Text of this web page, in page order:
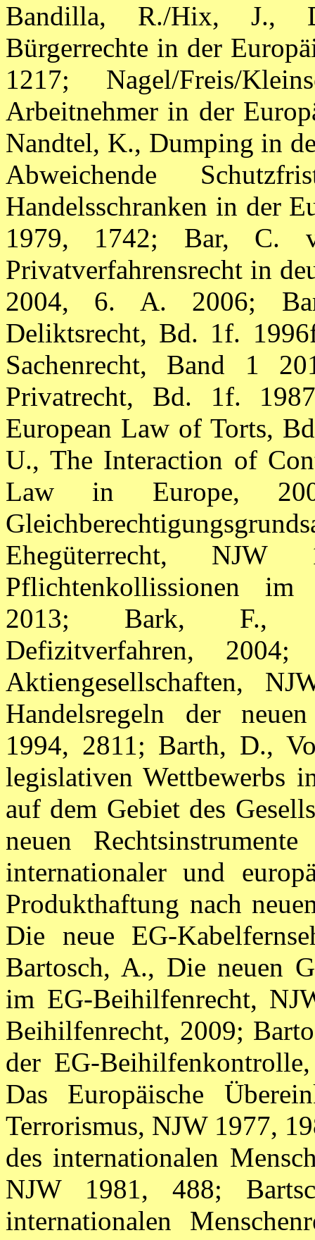
Bandilla, R./Hix, J.,
Bürgerrechte in der
1217; Nagel/Freis/
Arbeitnehmer in der
Nandtel, K., Dumping in
Abweichende
Handelsschranken in der
1979, 1742; Bar, C.
Privatverfahrensrecht in
2004, 6. A. 2006;
Deliktsrecht, Bd. 1f.
Sachenrecht, Band 1
Privatrecht, Bd. 1f.
European Law of Torts,
U., The Interaction of
Law in Europe,
Ehegüterrecht,
Pflichtenkollissionen im
2013; Bark, F.,
Defizitverfahren,
Aktiengesellschaften,
Handelsregeln der
1994, 2811; Barth, D.,
legislativen Wettbewerbs
auf dem Gebiet des
neuen
internationaler und
Produkthaftung nach
Die neue EG-
Bartosch, A., Die neuen
im EG-Beihilfenrecht,
Beihilfenrecht, 2009;
der EG-
Das Europäische
Terrorismus, NJW 1977,
des internationalen
NJW 1981, 488;
internationalen